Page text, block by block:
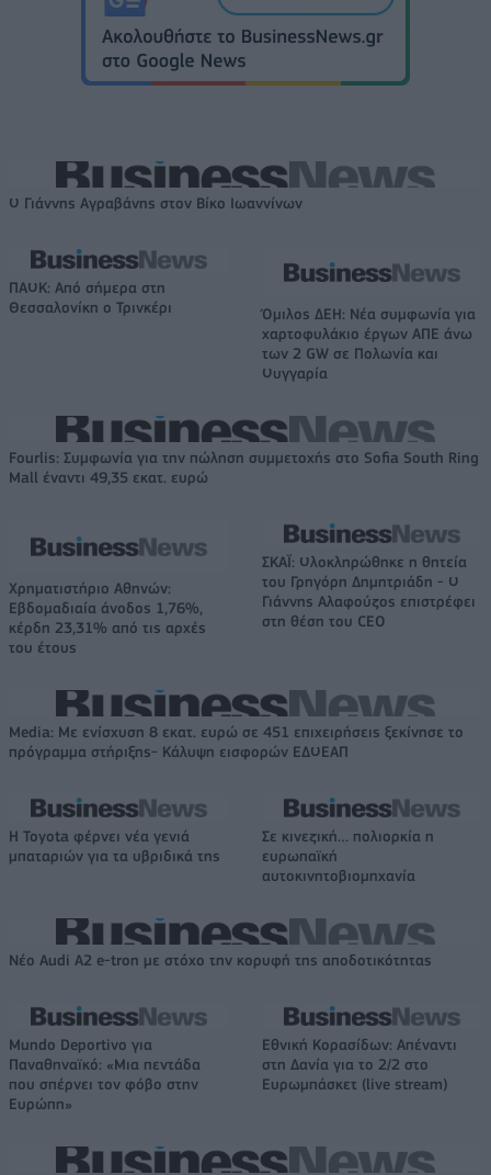
Ο Γιάννης Αγραβάνης στον Βίκο Ιωαννίνων
ΠΑΟΚ: Από σήμερα στη
Θεσσαλονίκη ο Τρινκέρι
Όμιλος ΔΕΗ: Νέα συμφωνία για
χαρτοφυλάκιο έργων ΑΠΕ άνω
των 2 GW σε Πολωνία και
Ουγγαρία
Fourlis: Συμφωνία για την πώληση συμμετοχής στο Sofia South Ring
Mall έναντι 49,35 εκατ. ευρώ
Χρηματιστήριο Αθηνών:
Εβδομαδιαία άνοδος 1,76%,
κέρδη 23,31% από τις αρχές
του έτους
ΣΚΑΪ: Ολοκληρώθηκε η θητεία
του Γρηγόρη Δημητριάδη - Ο
Γιάννης Αλαφούζος επιστρέφει
στη θέση του CEO
Media: Με ενίσχυση 8 εκατ. ευρώ σε 451 επιχειρήσεις ξεκίνησε το
πρόγραμμα στήριξης- Κάλυψη εισφορών ΕΔΟΕΑΠ
Η Toyota φέρνει νέα γενιά
μπαταριών για τα υβριδικά της
Σε κινεζική… πολιορκία η
ευρωπαϊκή
αυτοκινητοβιομηχανία
Νέο Audi A2 e-tron με στόχο την κορυφή της αποδοτικότητας
Mundo Deportivo για
Παναθηναϊκό: «Μια πεντάδα
που σπέρνει τον φόβο στην
Ευρώπη»
Εθνική Κορασίδων: Απέναντι
στη Δανία για το 2/2 στο
Ευρωμπάσκετ (live stream)